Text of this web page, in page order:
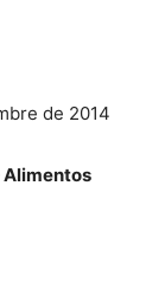
de 2014
Alimentos